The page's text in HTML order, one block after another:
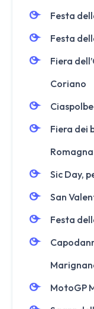
Festa
Festa
Fiera
Coriano
Fiera dei
Romagna
Sic Day,
San
Festa
MotoGP